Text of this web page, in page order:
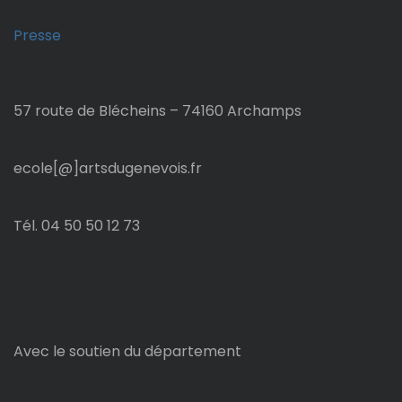
s
Presse
57 route de Blécheins – 74160 Archamps
ecole[@]artsdugenevois.fr
Tél. 04 50 50 12 73
Avec le soutien du département